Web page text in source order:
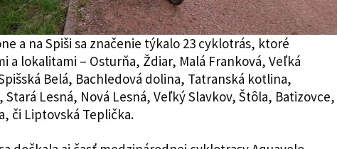
a na Spiši sa značenie týkalo 23 cyklotrás, ktoré
a lokalitami – Osturňa, Ždiar, Malá Franková, Veľká
Belá, Bachledová dolina, Tatranská kotlina,
Lesná, Nová Lesná, Veľký Slavkov, Štôla, Batizovce,
či Liptovská Teplička.